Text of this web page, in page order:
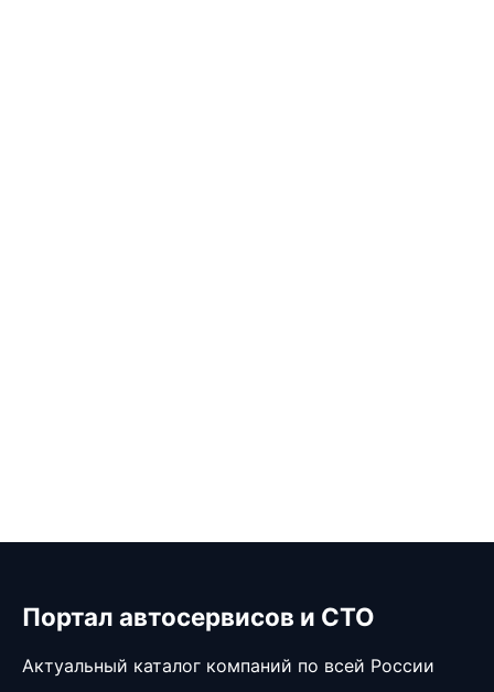
Портал автосервисов и СТО
Актуальный каталог компаний по всей России